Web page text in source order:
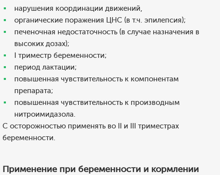
нарушения координации движений,
органические поражения ЦНС (в т.ч. эпилепсия);
печеночная недостаточность (в случае назначения в
высоких дозах);
I триместр беременности;
период лактации;
повышенная чувствительность к компонентам
препарата;
повышенная чувствительность к производным
нитроимидазола.
С осторожностью применять во II и III триместрах
беременности.
Применение при беременности и кормлении